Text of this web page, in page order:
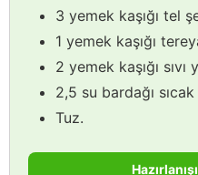
3 yemek kaşığı tel
1 yemek kaşığı
2 yemek kaşığı sıvı
2,5 su bardağı sıcak
Tuz.